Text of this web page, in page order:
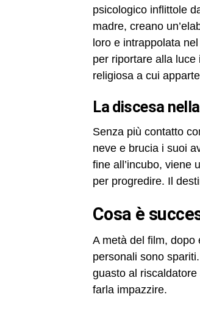
psicologico inflittole
madre, creano
loro e intrappolata
per riportare alla
religiosa a cui
la discesa
Senza più contatto
neve e brucia i suoi
fine all’incubo, viene
per progredire. Il
cosa è
A metà del film, dopo
personali sono
guasto al
farla impazzire.